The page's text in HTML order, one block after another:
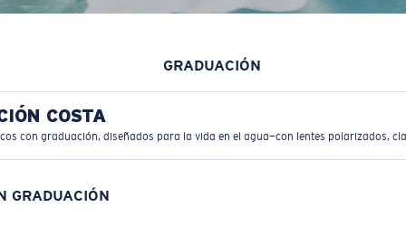
GRADUACIÓN
COSTA
con graduación, diseñados para la vida en el agua—con lentes polarizados,
GRADUACIÓN